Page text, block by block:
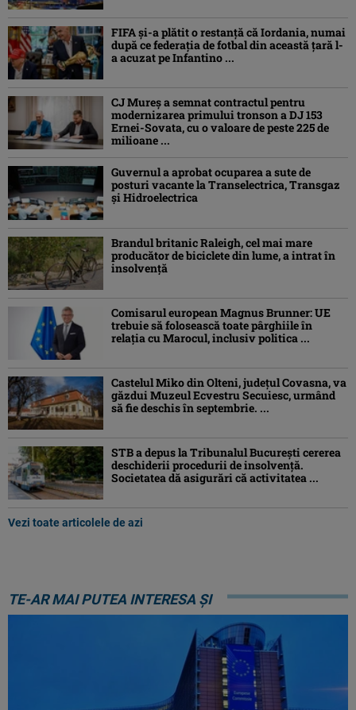
FIFA și-a plătit o restanță că Iordania, numai
după ce federația de fotbal din această țară l-
a acuzat pe Infantino ...
CJ Mureș a semnat contractul pentru
modernizarea primului tronson a DJ 153
Ernei-Sovata, cu o valoare de peste 225 de
milioane ...
Guvernul a aprobat ocuparea a sute de
posturi vacante la Transelectrica, Transgaz
și Hidroelectrica
Brandul britanic Raleigh, cel mai mare
producător de biciclete din lume, a intrat în
insolvență
Comisarul european Magnus Brunner: UE
trebuie să folosească toate pârghiile în
relația cu Marocul, inclusiv politica ...
Castelul Miko din Olteni, județul Covasna, va
găzdui Muzeul Ecvestru Secuiesc, urmând
să fie deschis în septembrie. ...
STB a depus la Tribunalul București cererea
deschiderii procedurii de insolvență.
Societatea dă asigurări că activitatea ...
Vezi toate articolele de azi
TE-AR MAI PUTEA INTERESA ȘI